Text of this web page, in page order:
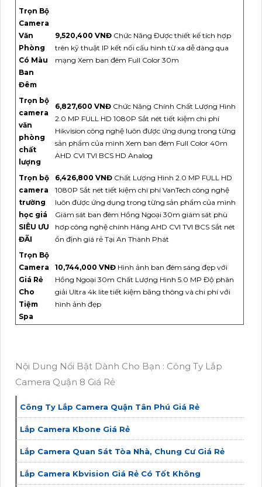
Trọn Bộ
Camera
Văn
Phòng
Có Màu
Ban
Đêm
9,520,400 VNĐ Chức Năng Được thiết kế tích hợp
trên kỹ thuật IP kết nối cấu hình từ xa dễ dàng qua
mạng Xem ban đêm Full Color 30m
Trọn bộ
camera
văn
phòng
chất
lượng
6,827,600 VNĐ Chức Năng Chính Chất Lượng Hình
2.0 MP FULL HD 1080P Sắt nét tiết kiệm chi phí
Hikvision công nghệ luôn được ứng dụng trong từng
sản phẩm của mình Xem ban đêm Full Color 40m
AHD CVI TVI BCS HD Analog
Trọn bộ
camera
trường
học giá
SIÊU ƯU
ĐÃI
6,426,800 VNĐ Chất Lượng Hình 2.0 MP FULL HD
1080P Sắt nét tiết kiệm chi phí VanTech công nghệ
luôn được ứng dụng trong từng sản phẩm của mình
Giám sát ban đêm Hồng Ngoại 30m giám sát phù
hơp công nghệ chính Hãng AHD CVI TVI BCS Sắt nét
ổn định giá rẻ Tại An Thành Phát
Trọn Bộ
Camera
Giá Rẻ
Cho
Tiệm
Spa
10,744,000 VNĐ Hình ảnh ban đêm sáng đẹp với
Hồng Ngoại 30m Chất Lượng Hình 5.0 MP Độ phân
giải Ultra 4k lite tiết kiệm băng thông và chi phí với
hình ảnh đẹp
Nội Dung Nổi Bật Dành Cho Bạn : Công Ty Lắp
Camera Quận 8 Giá Rẻ
Công Ty Lắp Camera Quận Tân Phú Giá Rẻ
Lắp Camera Kbone Giá Rẻ
Lắp Camera Quan Sát Tòa Nhà, Chung Cư Giá Rẻ
Lắp Camera Kbvision Giá Rẻ Có Tốt Không